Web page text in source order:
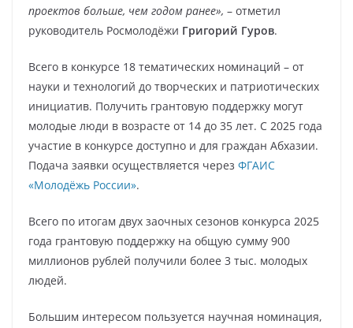
проектов больше, чем годом ранее», – отметил
руководитель Росмолодёжи Григорий Гуров.
Всего в конкурсе 18 тематических номинаций – от
науки и технологий до творческих и патриотических
инициатив. Получить грантовую поддержку могут
молодые люди в возрасте от 14 до 35 лет. С 2025 года
участие в конкурсе доступно и для граждан Абхазии.
Подача заявки осуществляется через ФГАИС
«Молодёжь России».
Всего по итогам двух заочных сезонов конкурса 2025
года грантовую поддержку на общую сумму 900
миллионов рублей получили более 3 тыс. молодых
людей.
Большим интересом пользуется научная номинация,